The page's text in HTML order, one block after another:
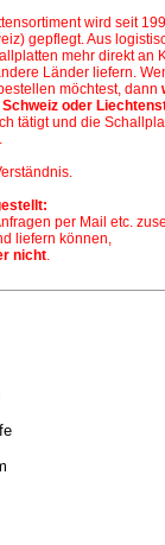
wird seit
gepflegt. Aus
mehr direkt an
Länder liefern.
möchtest, dann
Schweiz oder
tätigt und die
per Mail etc.
liefern können,
nicht.